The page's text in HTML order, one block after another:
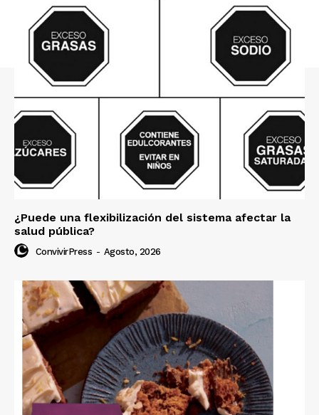
¿Puede una flexibilización del sistema afectar la
salud pública?
ConvivirPress - Agosto, 2026